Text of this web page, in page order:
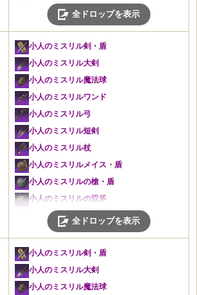
冒険者の杖
冒険者のメイス・盾
冒険者のハープ
冒険者の槍・盾
冒険者の双斧
ヘラジカの角製首飾り
ヘラジカの角製耳飾り
細工石
祝福の細工石
いにしえの影の兜
いにしえの影の鎧
いにしえの影の手袋
いにしえの影の靴
亡者の叫びの斧・盾
亡者の叫びの戦斧
亡者の叫びの魔法球
亡者の叫びのワンド
亡者の叫びの弓
亡者の叫びの短剣
亡者の叫びの杖
亡者の叫びのメイス・盾
亡者の叫びの槍・盾
亡者の叫びの双斧
全ドロップを表示
小人のミスリル剣・盾
小人のミスリル大剣
小人のミスリル魔法球
小人のミスリルワンド
小人のミスリル弓
小人のミスリル短剣
小人のミスリル杖
小人のミスリルメイス・盾
小人のミスリルの槍・盾
小人のミスリルの双斧
いにしえの影の兜
いにしえの影の鎧
いにしえの影の手袋
いにしえの影の靴
亡者の叫びの斧・盾
全ドロップを表示
小人のミスリル剣・盾
小人のミスリル大剣
小人のミスリル魔法球